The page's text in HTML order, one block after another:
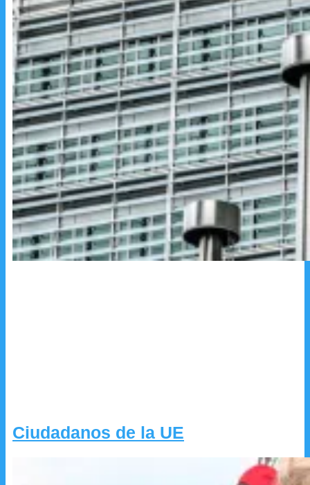
Ciudadanos de la UE